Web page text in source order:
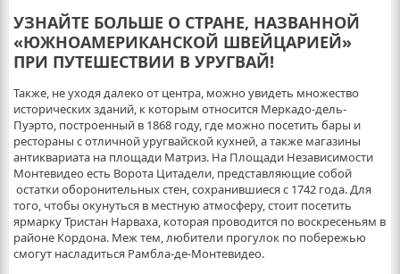
УЗНАЙТЕ БОЛЬШЕ О СТРАНЕ, НАЗВАННОЙ
«ЮЖНОАМЕРИКАНСКОЙ ШВЕЙЦАРИЕЙ»
ПРИ ПУТЕШЕСТВИИ В УРУГВАЙ!
Также, не уходя далеко от центра, можно увидеть множество
исторических зданий, к которым относится Меркадо-дель-
Пуэрто, построенный в 1868 году, где можно посетить бары и
рестораны с отличной уругвайской кухней, а также магазины
антиквариата на площади Матриз. На Площади Независимости
Монтевидео есть Ворота Цитадели, представляющие собой
остатки оборонительных стен, сохранившиеся с 1742 года. Для
того, чтобы окунуться в местную атмосферу, стоит посетить
ярмарку Тристан Нарваха, которая проводится по воскресеньям в
районе Кордона. Меж тем, любители прогулок по побережью
смогут насладиться Рамбла-де-Монтевидео.